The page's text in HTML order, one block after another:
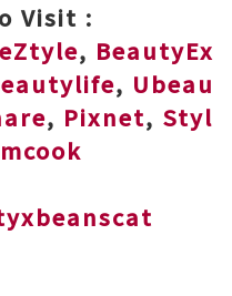
Visit :
, BeautyEx
, Ubeau
, Pixnet, Styl